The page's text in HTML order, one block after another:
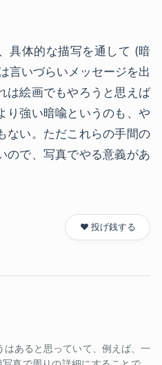
具体的な描写を通して (暗
言いづらいメッセージを出
は絵画でもやろうと思えば
り強い暗喩というのも、や
ない。ただこれらの手間の
ので、写真でやる意義があ
❤️ 投げ銭する
はあると思っていて、例えば、一